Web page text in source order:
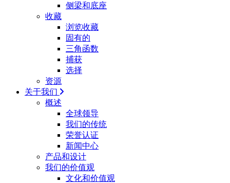
侧梁和底座
收藏
浏览收藏
固有的
三角函数
捕获
选择
资源
关于我们
概述
全球领导
我们的传统
荣誉认证
新闻中心
产品和设计
我们的价值观
文化和价值观